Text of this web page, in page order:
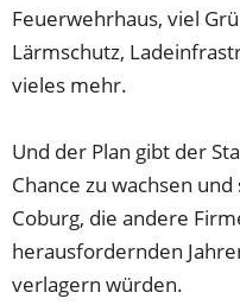
Feuerwehrhaus, viel
Lärmschutz,
vieles mehr.
Und der Plan gibt der
Chance zu wachsen
Coburg, die andere
herausfordernden
verlagern würden.